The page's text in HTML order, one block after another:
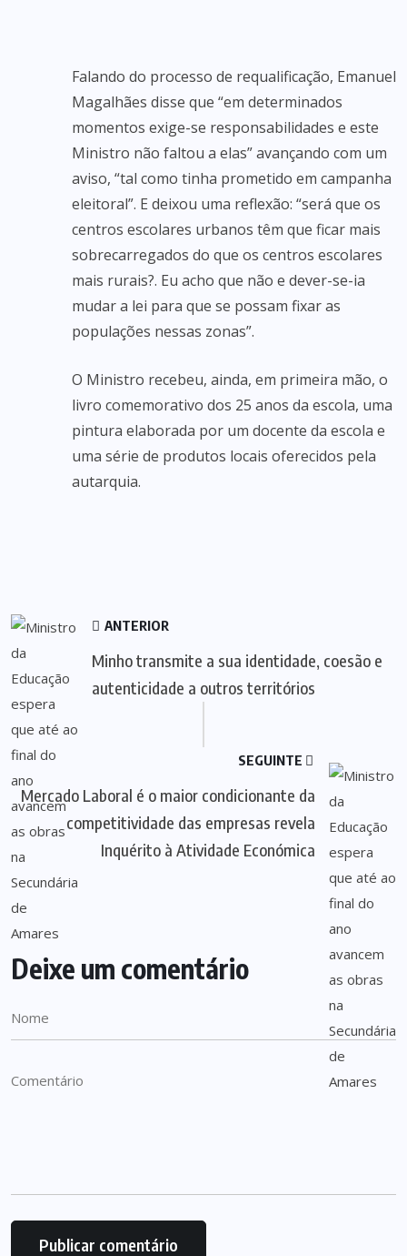
Falando do processo de requalificação, Emanuel
Magalhães disse que “em determinados
momentos exige-se responsabilidades e este
Ministro não faltou a elas” avançando com um
aviso, “tal como tinha prometido em campanha
eleitoral”. E deixou uma reflexão: “será que os
centros escolares urbanos têm que ficar mais
sobrecarregados do que os centros escolares
mais rurais?. Eu acho que não e dever-se-ia
mudar a lei para que se possam fixar as
populações nessas zonas”.
O Ministro recebeu, ainda, em primeira mão, o
livro comemorativo dos 25 anos da escola, uma
pintura elaborada por um docente da escola e
uma série de produtos locais oferecidos pela
autarquia.
ANTERIOR
Minho transmite a sua identidade, coesão e
autenticidade a outros territórios
SEGUINTE
Mercado Laboral é o maior condicionante da
competitividade das empresas revela
Inquérito à Atividade Económica
Deixe um comentário